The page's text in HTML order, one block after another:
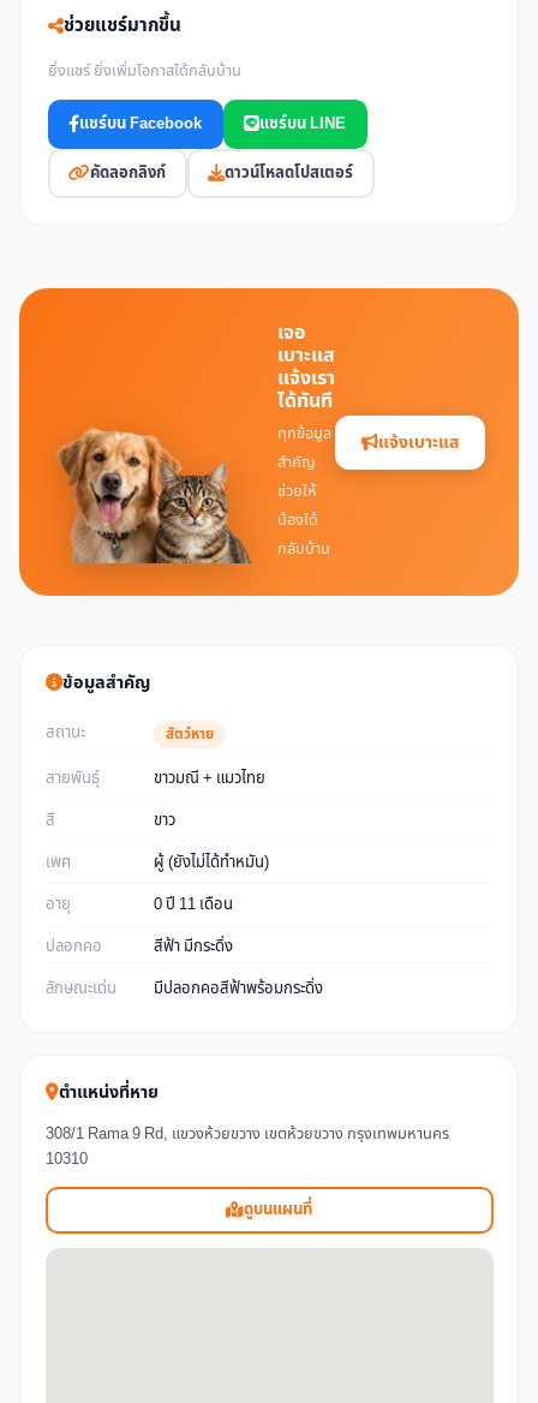
ช่วยแชร์มากขึ้น
ยิ่งแชร์ ยิ่งเพิ่มโอกาสได้กลับบ้าน
แชร์บน Facebook แชร์บน LINE
คัดลอกลิงก์ ดาวน์โหลดโปสเตอร์
เจอ
เบาะแส
แจ้งเรา
ได้ทันที
ทุกข้อมูล
สำคัญ
ช่วยให้
น้องได้
กลับบ้าน
แจ้งเบาะแส
ข้อมูลสำคัญ
สถานะ สัตว์หาย
สายพันธุ์
ขาวมณี + แมวไทย
สี
ขาว
เพศ
ผู้ (ยังไม่ได้ทำหมัน)
อายุ
0 ปี 11 เดือน
ปลอกคอ
สีฟ้า มีกระดิ่ง
ลักษณะเด่น
มีปลอกคอสีฟ้าพร้อมกระดิ่ง
ตำแหน่งที่หาย
308/1 Rama 9 Rd, แขวงห้วยขวาง เขตห้วยขวาง กรุงเทพมหานคร
10310
ดูบนแผนที่